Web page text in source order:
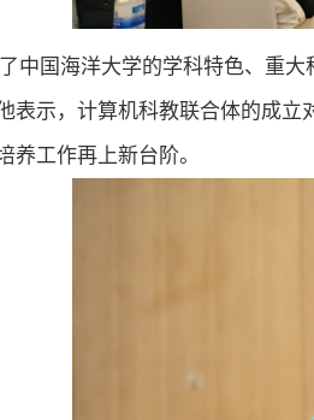
中国海洋大学的学科特色、重
表示，计算机科教联合体的成
养工作再上新台阶。